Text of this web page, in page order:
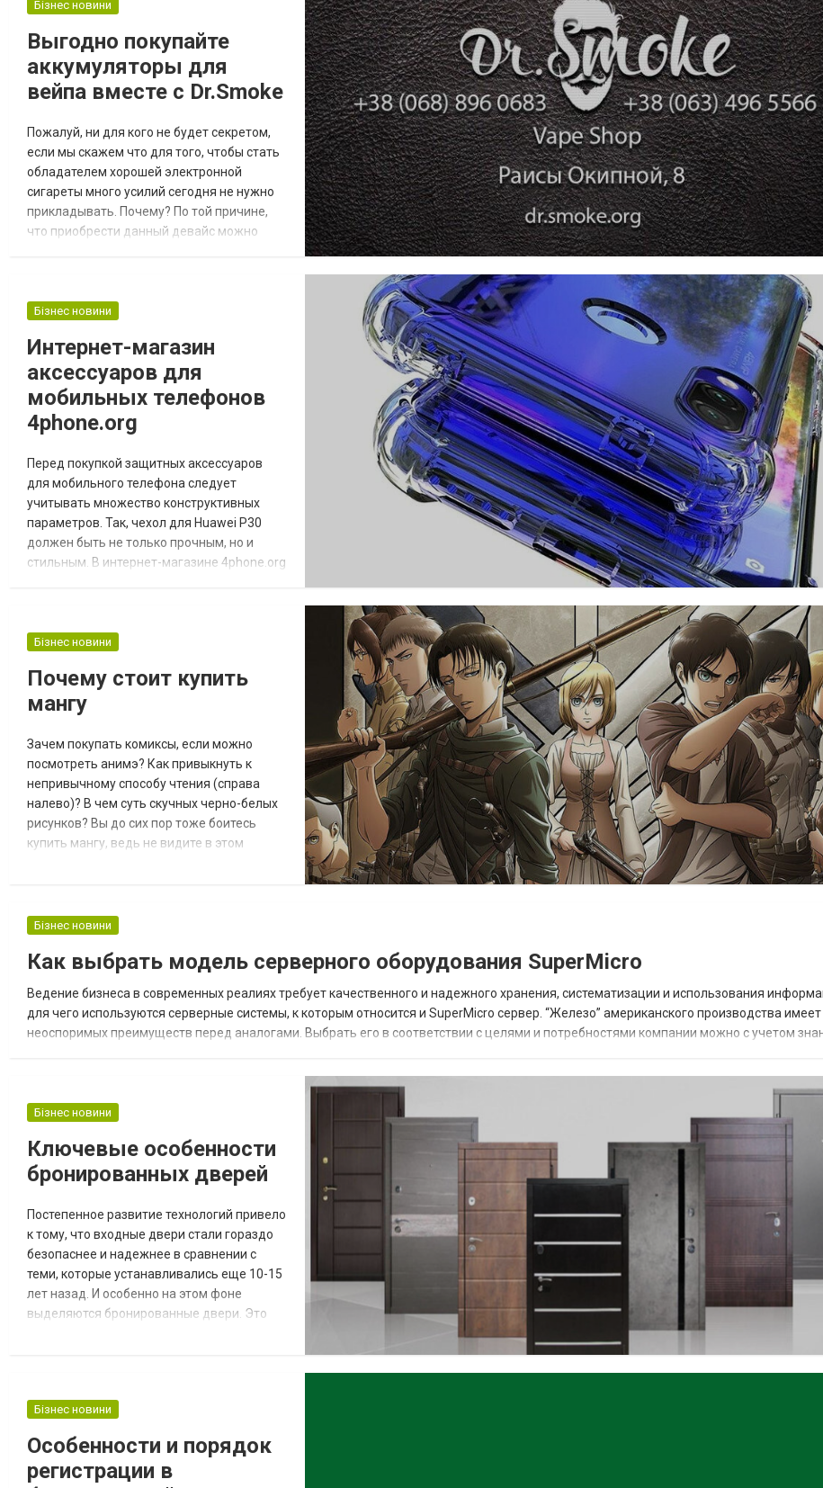
Польша и Чехия. Правда прежде чем
забывать о том, что необходима рабочая
виза в Польшу и точно такой же д...
Бізнес новини
Выгодно покупайте
аккумуляторы для
вейпа вместе с Dr.Smoke
Пожалуй, ни для кого не будет секретом,
если мы скажем что для того, чтобы стать
обладателем хорошей электронной
сигареты много усилий сегодня не нужно
прикладывать. Почему? По той причине,
что приобрести данный девайс можно
желающих было неосуществимой и
поздно придется купить аккумулятор и это
факт Се...
Бізнес новини
Интернет-магазин
аксессуаров для
мобильных телефонов
4phone.org
Перед покупкой защитных аксессуаров
для мобильного телефона следует
учитывать множество конструктивных
параметров. Так, чехол для Huawei P30
должен быть не только прочным, но и
стильным. В интернет-магазине 4phone.org
труда. При этом высокое качество и
защитных чехлов для телефона
Приобретая чехлы для смартфона...
Бізнес новини
Почему стоит купить
мангу
Зачем покупать комиксы, если можно
посмотреть анимэ? Как привыкнуть к
непривычному способу чтения (справа
налево)? В чем суть скучных черно-белых
рисунков? Вы до сих пор тоже боитесь
купить мангу, ведь не видите в этом
доказывать, что это не комикс, а
изобразительного искусства. Посредством
п...
Бізнес новини
Как выбрать модель серверного оборудования SuperMicro
Ведение бизнеса в современных реалиях требует качественного и надежного хранения, систематизации и использования
для чего используются серверные системы, к которым относится и SuperMicro сервер. “Железо” американского производства
неоспоримых преимуществ перед аналогами. Выбрать его в соответствии с целями и потребностями компании можно с учетом
Бізнес новини
Ключевые особенности
бронированных дверей
Постепенное развитие технологий привело
к тому, что входные двери стали гораздо
безопаснее и надежнее в сравнении с
теми, которые устанавливались еще 10-15
лет назад. И особенно на этом фоне
выделяются бронированные двери. Это
бронированные существенно отличаются
первый взгля...
Бізнес новини
Особенности и порядок
регистрации в